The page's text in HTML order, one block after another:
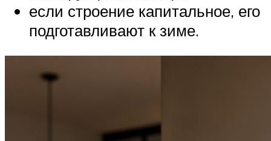
если строение капитальное, его
подготавливают к зиме.